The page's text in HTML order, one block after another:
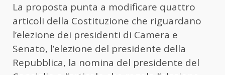
La proposta punta a modificare quattro
articoli della Costituzione che riguardano
l’elezione dei presidenti di Camera e
Senato, l’elezione del presidente della
Repubblica, la nomina del presidente del